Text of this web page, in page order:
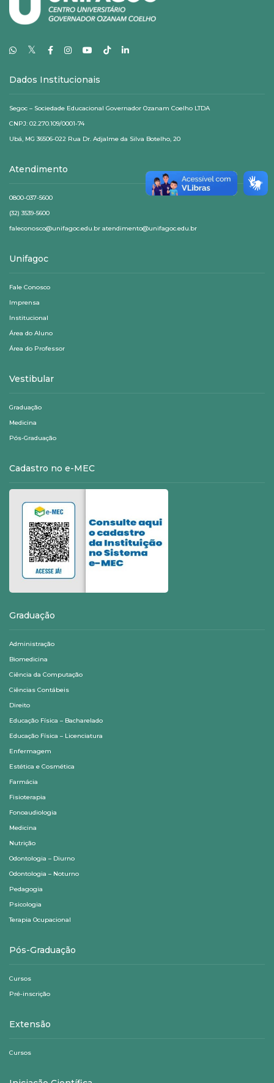
𝕏
Dados Institucionais
Segoc – Sociedade Educacional Governador Ozanam Coelho LTDA
CNPJ: 02.270.109/0001-74
Ubá, MG 36506-022 Rua Dr. Adjalme da Silva Botelho, 20
Atendimento
0800-037-5600
(32) 3539-5600
faleconosco@unifagoc.edu.br atendimento@unifagoc.edu.br
Unifagoc
Fale Conosco
Imprensa
Institucional
Área do Aluno
Área do Professor
Vestibular
Graduação
Medicina
Pós-Graduação
Cadastro no e-MEC
Graduação
Administração
Biomedicina
Ciência da Computação
Ciências Contábeis
Direito
Educação Física – Bacharelado
Educação Física – Licenciatura
Enfermagem
Estética e Cosmética
Farmácia
Fisioterapia
Fonoaudiologia
Medicina
Nutrição
Odontologia – Diurno
Odontologia – Noturno
Pedagogia
Psicologia
Terapia Ocupacional
Pós-Graduação
Cursos
Pré-inscrição
Extensão
Cursos